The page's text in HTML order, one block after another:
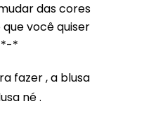
das cores
você quiser
*-*
fazer , a blusa
né .